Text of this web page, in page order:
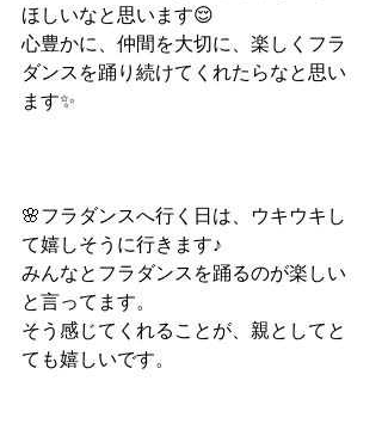
ほしいなと思います😌
心豊かに、仲間を大切に、楽しくフラ
ダンスを踊り続けてくれたらなと思い
ます✨
🌸フラダンスへ行く日は、ウキウキし
て嬉しそうに行きます♪
みんなとフラダンスを踊るのが楽しい
と言ってます。
そう感じてくれることが、親としてと
ても嬉しいです。